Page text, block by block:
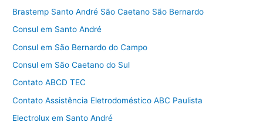
Brastemp Santo André São Caetano São Bernardo
Consul em Santo André
Consul em São Bernardo do Campo
Consul em São Caetano do Sul
Contato ABCD TEC
Contato Assistência Eletrodoméstico ABC Paulista
Electrolux em Santo André